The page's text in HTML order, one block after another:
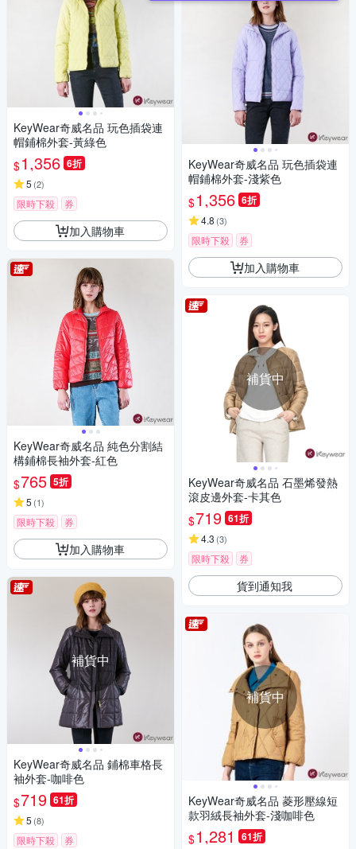
KeyWear奇威名品 玩色插袋連
帽鋪棉外套-黃綠色
$1,356 6折
5 (2)
限時下殺 券
加入購物車
KeyWear奇威名品 純色分割結
構鋪棉長袖外套-紅色
$765 5折
5 (1)
限時下殺 券
加入購物車
補貨中
KeyWear奇威名品 鋪棉車格長
袖外套-咖啡色
$719 61折
5 (8)
限時下殺 券
KeyWear奇威名品 玩色插袋連
帽鋪棉外套-淺紫色
$1,356 6折
4.8 (3)
限時下殺 券
加入購物車
補貨中
KeyWear奇威名品 石墨烯發熱
滾皮邊外套-卡其色
$719 61折
4.3 (3)
限時下殺 券
貨到通知我
補貨中
KeyWear奇威名品 菱形壓線短
款羽絨長袖外套-淺咖啡色
$1,281 61折